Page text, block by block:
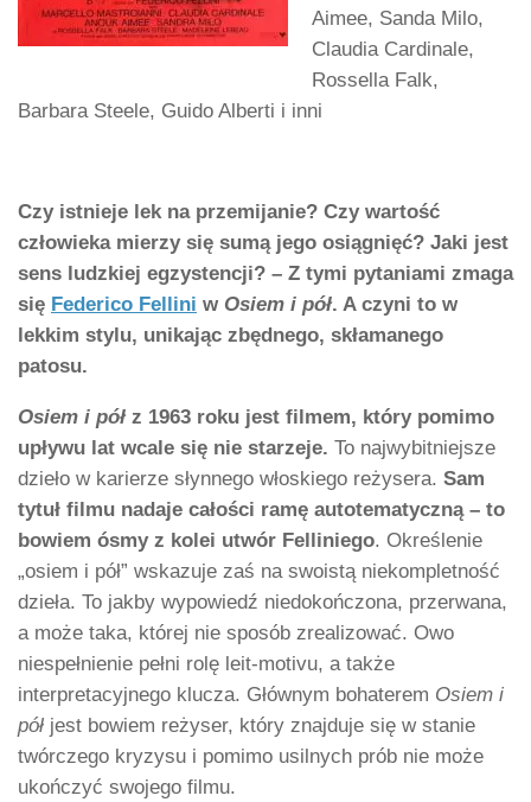
Aimee, Sanda Milo,
Claudia Cardinale,
Rossella Falk,
Barbara Steele, Guido Alberti i inni
Czy istnieje lek na przemijanie? Czy wartość
człowieka mierzy się sumą jego osiągnięć? Jaki jest
sens ludzkiej egzystencji? – Z tymi pytaniami zmaga
się Federico Fellini w Osiem i pół. A czyni to w
lekkim stylu, unikając zbędnego, skłamanego
patosu.
Osiem i półz 1963 roku jest filmem, który pomimo
upływu lat wcale się nie starzeje. To najwybitniejsze
dzieło w karierze słynnego włoskiego reżysera. Sam
tytuł filmu nadaje całości ramę autotematyczną – to
bowiem ósmy z kolei utwór Felliniego. Określenie
„osiem i pół” wskazuje zaś na swoistą niekompletność
dzieła. To jakby wypowiedź niedokończona, przerwana,
a może taka, której nie sposób zrealizować. Owo
niespełnienie pełni rolę leit-motivu, a także
interpretacyjnego klucza. Głównym bohaterem Osiem i
pół jest bowiem reżyser, który znajduje się w stanie
twórczego kryzysu i pomimo usilnych prób nie może
ukończyć swojego filmu.